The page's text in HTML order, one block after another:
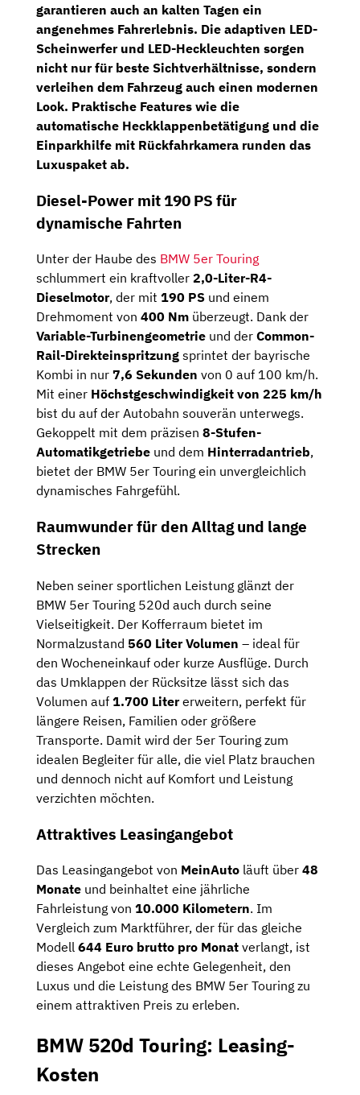
garantieren auch an kalten Tagen ein
angenehmes Fahrerlebnis. Die adaptiven LED-
Scheinwerferund LED-Heckleuchten sorgen
nicht nur für beste Sichtverhältnisse, sondern
verleihen dem Fahrzeug auch einen modernen
Look. Praktische Features wie die
automatische Heckklappenbetätigung und die
Einparkhilfe mit Rückfahrkamera runden das
Luxuspaket ab.
Diesel-Power mit 190 PS für
dynamische Fahrten
Unter der Haube des BMW 5er Touring
schlummert ein kraftvoller 2,0-Liter-R4-
Dieselmotor, der mit 190 PS und einem
Drehmoment von 400 Nm überzeugt. Dank der
Variable-Turbinengeometrie und der Common-
Rail-Direkteinspritzung sprintet der bayrische
Kombi in nur 7,6 Sekunden von 0 auf 100 km/h.
Mit einer Höchstgeschwindigkeit von 225 km/h
bist du auf der Autobahn souverän unterwegs.
Gekoppelt mit dem präzisen 8-Stufen-
Automatikgetriebe und dem Hinterradantrieb,
bietet der BMW 5er Touring ein unvergleichlich
dynamisches Fahrgefühl.
Raumwunder für den Alltag und lange
Strecken
Neben seiner sportlichen Leistung glänzt der
BMW 5er Touring 520d auch durch seine
Vielseitigkeit. Der Kofferraum bietet im
Normalzustand 560 Liter Volumen – ideal für
den Wocheneinkauf oder kurze Ausflüge. Durch
das Umklappen der Rücksitze lässt sich das
Volumen auf 1.700 Litererweitern, perfekt für
längere Reisen, Familien oder größere
Transporte. Damit wird der 5er Touring zum
idealen Begleiter für alle, die viel Platz brauchen
und dennoch nicht auf Komfort und Leistung
verzichten möchten.
Attraktives Leasingangebot
Das Leasingangebot von MeinAuto läuft über 48
Monate und beinhaltet eine jährliche
Fahrleistung von 10.000 Kilometern. Im
Vergleich zum Marktführer, der für das gleiche
Modell 644 Euro brutto pro Monat verlangt, ist
dieses Angebot eine echte Gelegenheit, den
Luxus und die Leistung des BMW 5er Touring zu
einem attraktiven Preis zu erleben.
BMW 520d Touring: Leasing-
Kosten